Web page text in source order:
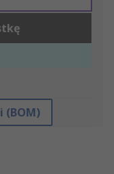
(BOM)